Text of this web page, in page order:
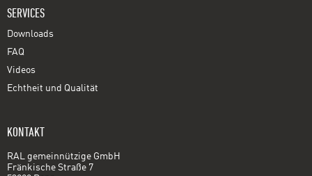
SERVICES
Downloads
FAQ
Videos
Echtheit und Qualität
KONTAKT
RAL gemeinnützige GmbH
Fränkische Straße 7